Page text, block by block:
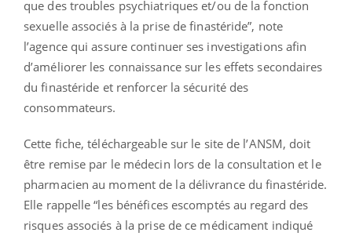
que des troubles psychiatriques et/ou de la fonction
sexuelle associés à la prise de finastéride”, note
l’agence qui assure continuer ses investigations afin
d’améliorer les connaissance sur les effets secondaires
du finastéride et renforcer la sécurité des
consommateurs.
Cette fiche, téléchargeable sur le site de l’ANSM, doit
être remise par le médecin lors de la consultation et le
pharmacien au moment de la délivrance du finastéride.
Elle rappelle “les bénéfices escomptés au regard des
risques associés à la prise de ce médicament indiqué